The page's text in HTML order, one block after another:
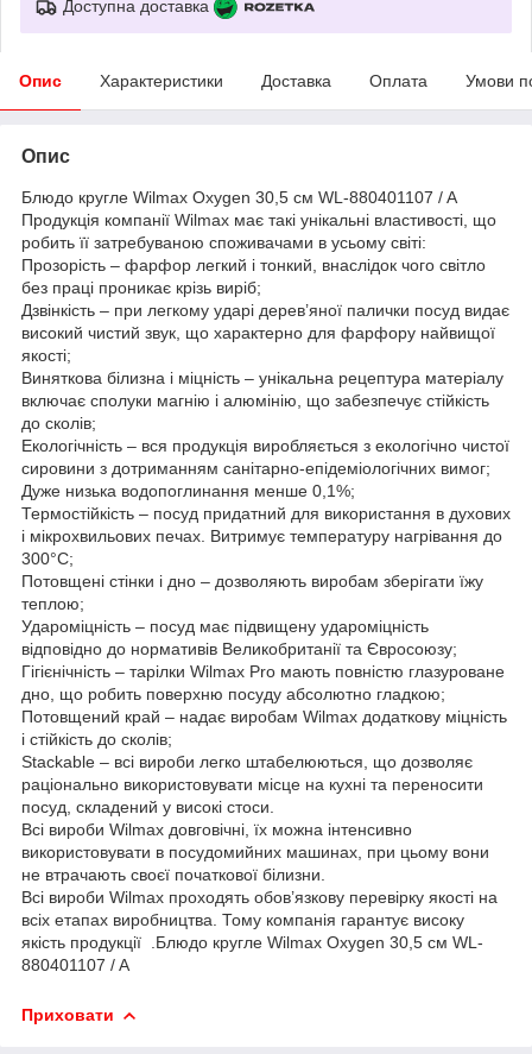
Доступна доставка
Опис Характеристики Доставка Оплата Умови
Опис
Блюдо кругле Wilmax Oxygen 30,5 см WL-880401107 / A
Продукція компанії Wilmax має такі унікальні властивості, що
робить її затребуваною споживачами в усьому світі:
Прозорість – фарфор легкий і тонкий, внаслідок чого світло
без праці проникає крізь виріб;
Дзвінкість – при легкому ударі дерев’яної палички посуд видає
високий чистий звук, що характерно для фарфору найвищої
якості;
Виняткова білизна і міцність – унікальна рецептура матеріалу
включає сполуки магнію і алюмінію, що забезпечує стійкість
до сколів;
Екологічність – вся продукція виробляється з екологічно чистої
сировини з дотриманням санітарно-епідеміологічних вимог;
Дуже низька водопоглинання менше 0,1%;
Термостійкість – посуд придатний для використання в духових
і мікрохвильових печах. Витримує температуру нагрівання до
300°С;
Потовщені стінки і дно – дозволяють виробам зберігати їжу
теплою;
Удароміцність – посуд має підвищену удароміцність
відповідно до нормативів Великобританії та Євросоюзу;
Гігієнічність – тарілки Wilmax Pro мають повністю глазуроване
дно, що робить поверхню посуду абсолютно гладкою;
Потовщений край – надає виробам Wilmax додаткову міцність
і стійкість до сколів;
Stackable – всі вироби легко штабелюються, що дозволяє
раціонально використовувати місце на кухні та переносити
посуд, складений у високі стоси.
Всі вироби Wilmax довговічні, їх можна інтенсивно
використовувати в посудомийних машинах, при цьому вони
не втрачають своєї початкової білизни.
Всі вироби Wilmax проходять обов’язкову перевірку якості на
всіх етапах виробництва. Тому компанія гарантує високу
якість продукції .Блюдо кругле Wilmax Oxygen 30,5 см WL-
880401107 / A
Приховати